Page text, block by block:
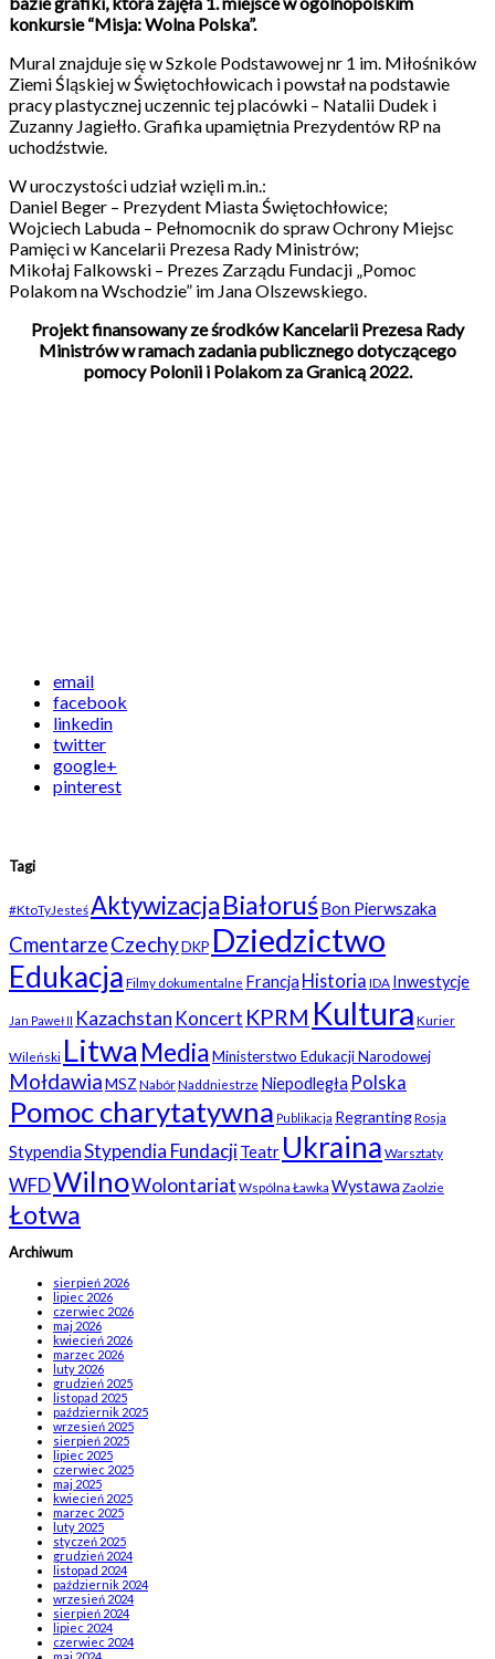
konkursie “Misja: Wolna Polska”.
Mural znajduje się w Szkole Podstawowej nr 1 im. Miłośników
Ziemi Śląskiej w Świętochłowicach i powstał na podstawie
pracy plastycznej uczennic tej placówki – Natalii Dudek i
Zuzanny Jagiełło. Grafika upamiętnia Prezydentów RP na
uchodźstwie.
W uroczystości udział wzięli m.in.:
Daniel Beger – Prezydent Miasta Świętochłowice;
Wojciech Labuda – Pełnomocnik do spraw Ochrony Miejsc
Pamięci w Kancelarii Prezesa Rady Ministrów;
Mikołaj Falkowski – Prezes Zarządu Fundacji „Pomoc
Polakom na Wschodzie” im Jana Olszewskiego.
Projekt finansowany ze środków Kancelarii Prezesa Rady
Ministrów w ramach zadania publicznego dotyczącego
pomocy Polonii i Polakom za Granicą 2022.
email
facebook
linkedin
twitter
google+
pinterest
Tagi
#KtoTyJesteśAktywizacjaBiałoruśBon Pierwszaka
CmentarzeCzechyDKP Dziedzictwo
Edukacja Filmy dokumentalne Francja Historia IDA Inwestycje
Jan Paweł II Kazachstan Koncert KPRM Kultura Kurier
Wileński Litwa MediaMinisterstwo Edukacji Narodowej
MołdawiaMSZ NabórNaddniestrze Niepodległa Polska
Pomoc charytatywna Publikacja RegrantingRosja
StypendiaStypendia FundacjiTeatr Ukraina Warsztaty
WFDWilnoWolontariat Wspólna Ławka Wystawa Zaolzie
Łotwa
Archiwum
sierpień 2026
lipiec 2026
czerwiec 2026
maj 2026
kwiecień 2026
marzec 2026
luty 2026
grudzień 2025
listopad 2025
październik 2025
wrzesień 2025
sierpień 2025
lipiec 2025
czerwiec 2025
maj 2025
kwiecień 2025
marzec 2025
luty 2025
styczeń 2025
grudzień 2024
listopad 2024
październik 2024
wrzesień 2024
sierpień 2024
lipiec 2024
czerwiec 2024